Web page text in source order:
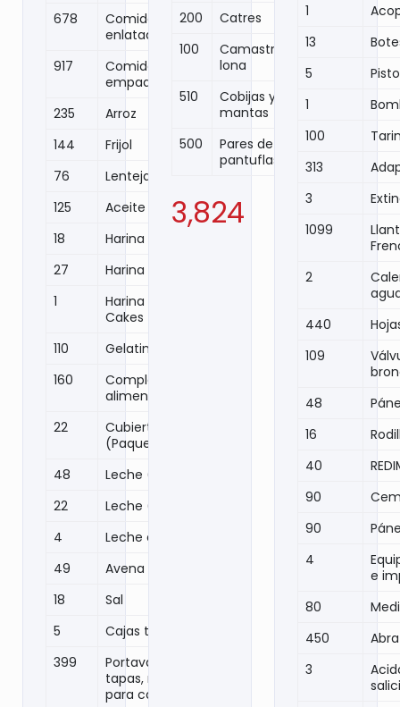
678
Comida
enlatada
917
Comida
empaquetada
235
Arroz
144
Frijol
76
Lentejas
125
Aceite
18
Harina de maíz
27
Harina Trigo
1
Harina Hot
Cakes
110
Gelatina
160
Complementos
alimenticios
22
Cubiertos
(Paquetes)
48
Leche (Litros)
22
Leche (Polvo)
4
Leche en lata
49
Avena
18
Sal
5
Cajas té
399
Portavasos,
tapas, mangas
para café
200
Catres
100
Camastros
lona
510
Cobijas y
mantas
500
Pares de
pantuflas
3,824
1
13
5
1
100
313
3
1099
2
440
109
48
16
40
90
90
4
e
80
450
3